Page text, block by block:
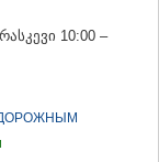
10:00 –